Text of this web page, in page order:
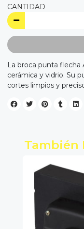
CANTIDAD
La broca punta flecha
cerámica y vidrio. Su
cortes limpios y
También